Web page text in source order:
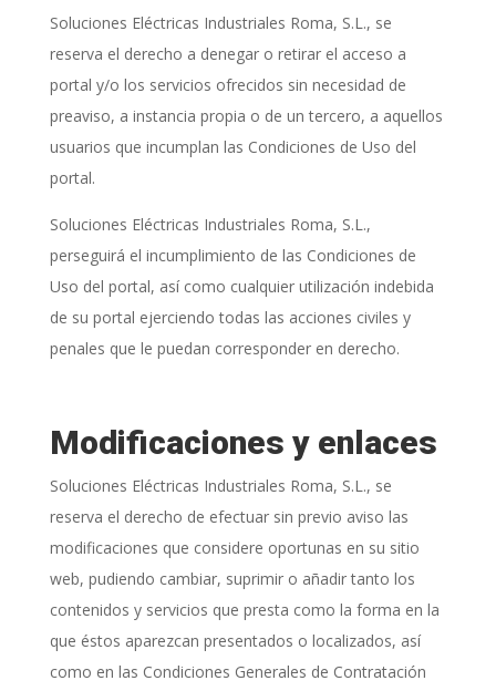
Soluciones Eléctricas Industriales Roma, S.L., se
reserva el derecho a denegar o retirar el acceso a
portal y/o los servicios ofrecidos sin necesidad de
preaviso, a instancia propia o de un tercero, a aquellos
usuarios que incumplan las Condiciones de Uso del
portal.
Soluciones Eléctricas Industriales Roma, S.L.,
perseguirá el incumplimiento de las Condiciones de
Uso del portal, así como cualquier utilización indebida
de su portal ejerciendo todas las acciones civiles y
penales que le puedan corresponder en derecho.
Modificaciones y enlaces
Soluciones Eléctricas Industriales Roma, S.L., se
reserva el derecho de efectuar sin previo aviso las
modificaciones que considere oportunas en su sitio
web, pudiendo cambiar, suprimir o añadir tanto los
contenidos y servicios que presta como la forma en la
que éstos aparezcan presentados o localizados, así
como en las Condiciones Generales de Contratación